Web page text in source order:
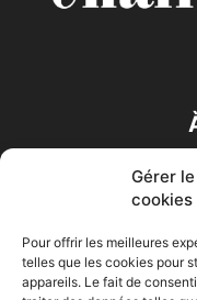
Gérer
cookies
Pour offrir les meilleures
telles que les cookies pour
appareils. Le fait de